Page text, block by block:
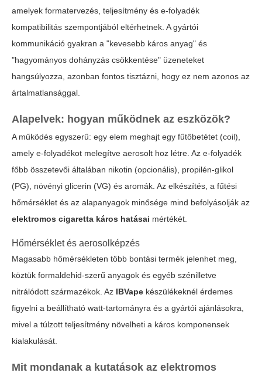
amelyek formatervezés, teljesítmény és e-folyadék
kompatibilitás szempontjából eltérhetnek. A gyártói
kommunikáció gyakran a "kevesebb káros anyag" és
"hagyományos dohányzás csökkentése" üzeneteket
hangsúlyozza, azonban fontos tisztázni, hogy ez nem azonos az
ártalmatlansággal.
Alapelvek: hogyan működnek az eszközök?
A működés egyszerű: egy elem meghajt egy fűtőbetétet (coil),
amely e-folyadékot melegítve aerosolt hoz létre. Az e-folyadék
főbb összetevői általában nikotin (opcionális), propilén-glikol
(PG), növényi glicerin (VG) és aromák. Az elkészítés, a fűtési
hőmérséklet és az alapanyagok minősége mind befolyásolják az
elektromos cigaretta káros hatásai mértékét.
Hőmérséklet és aerosolképzés
Magasabb hőmérsékleten több bontási termék jelenhet meg,
köztük formaldehid-szerű anyagok és egyéb szénilletve
nitrálódott származékok. Az IBVape készülékeknél érdemes
figyelni a beállítható watt-tartományra és a gyártói ajánlásokra,
mivel a túlzott teljesítmény növelheti a káros komponensek
kialakulását.
Mit mondanak a kutatások az elektromos